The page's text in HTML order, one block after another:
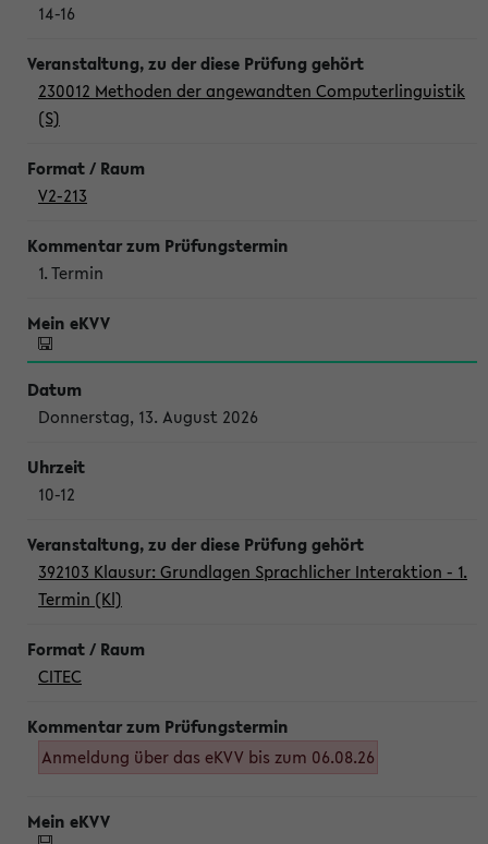
14-16
230012 Methoden der angewandten Computerlinguistik
(S)
V2-213
1. Termin
Donnerstag, 13. August 2026
10-12
392103 Klausur: Grundlagen Sprachlicher Interaktion - 1.
Termin (Kl)
CITEC
Anmeldung über das eKVV bis zum 06.08.26